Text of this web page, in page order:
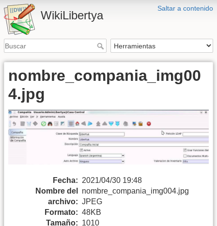
Saltar a contenido
WikiLibertya
nombre_compania_img00
4.jpg
Fecha: 2021/04/30 19:48
Nombre del
archivo:
nombre_compania_img004.jpg
Formato:
JPEG
Tamaño:
48KB
1010